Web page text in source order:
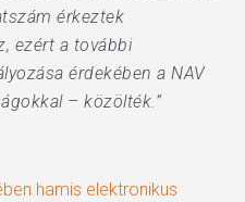
érkeztek
ezért a további
érdekében a NAV
– közölték.”
hamis elektronikus